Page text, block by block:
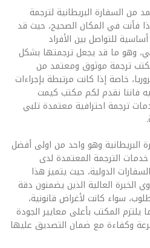
السفارة البريطانية لترجمة
فأنت في المكان الصحيح، حيث قد
للتواصل بين الأفراد
وهو ما قد يجعل ترجمتها بشكل
ترجمة موثوق ومعتمد من
خاصة إذا كانت مرتبطة بإجراءات
فاننا نقدم لكم مكتب كيمت
ترجمة احترافية معتمدة تلبي
وهو واحد من اولى أفضل
الترجمة المعتمدة لدى
الدولية، حيث يتميز هذا
الخبرة العالية الذين يضمنون دقة
سواء كانت لأغراض قانونية،
يلتزم المكتب بأعلى معايير الجودة
وكفاءة مع ضمان التصديق عليها